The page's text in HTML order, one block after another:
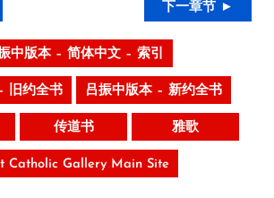
下一章节 ►
中版本 – 简体中文 – 索引
旧约全书 吕振中版本 – 新约全书
传道书 雅歌
Catholic Gallery Main Site